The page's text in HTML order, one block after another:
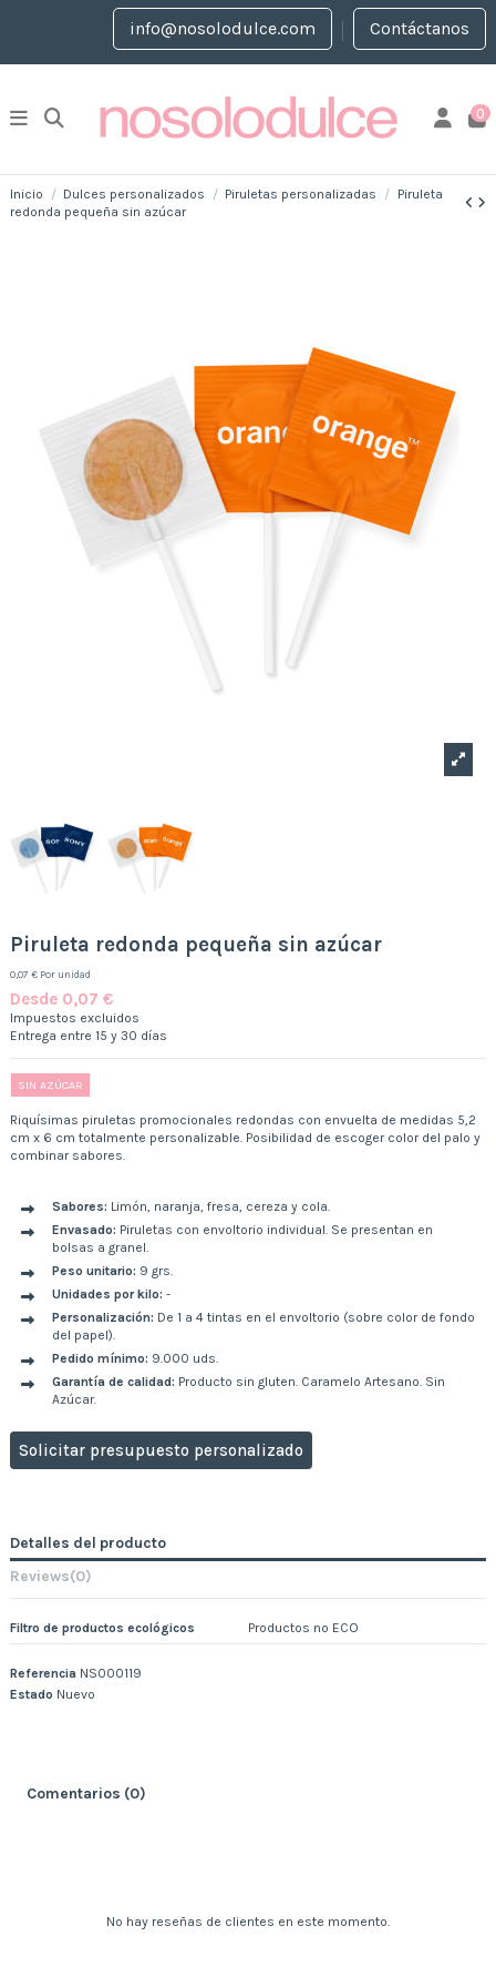
info@nosolodulce.com Contáctanos
0
Inicio Dulces personalizados Piruletas personalizadas
Piruleta
redonda pequeña sin azúcar
Piruleta redonda pequeña sin azúcar
0,07 € Por unidad
Desde 0,07 €
Impuestos excluidos
Entrega entre 15 y 30 días
SIN AZÚCAR
Riquísimas piruletas promocionales redondas con envuelta de medidas 5,2
cm x 6 cm totalmente personalizable. Posibilidad de escoger color del palo y
combinar sabores.
Sabores: Limón, naranja, fresa, cereza y cola.
Envasado: Piruletas con envoltorio individual. Se presentan en
bolsas a granel.
Peso unitario: 9 grs.
Unidades por kilo: -
Personalización: De 1 a 4 tintas en el envoltorio (sobre color de fondo
del papel).
Pedido mínimo: 9.000 uds.
Garantía de calidad: Producto sin gluten. Caramelo Artesano. Sin
Azúcar.
Solicitar presupuesto personalizado
Detalles del producto
Reviews(0)
Filtro de productos ecológicos Productos no ECO
Referencia NS000119
Estado Nuevo
Comentarios (0)
No hay reseñas de clientes en este momento.